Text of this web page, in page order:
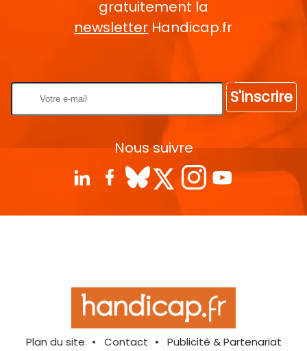
gratuitement la
newsletter Handicap.fr
S'inscrire
Nous suivre
Plan du site Contact
Publicité & Partenariat